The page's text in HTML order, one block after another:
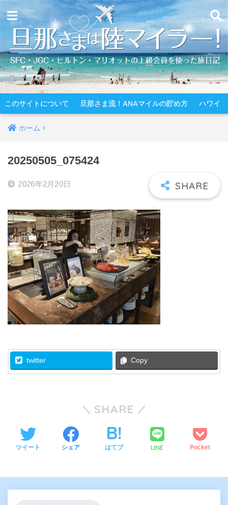
このサイトについて 旦那さま流！ANAマイルの貯め方 ハワイ
ホーム
20250505_075424
2026年2月20日
twitter Copy
SHARE
ツイート シェア はてブ LINE Pocket